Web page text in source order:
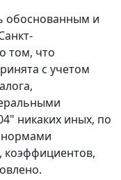
обоснованным и
том, что
с учетом
никаких иных, по
нормами
коэффициентов,